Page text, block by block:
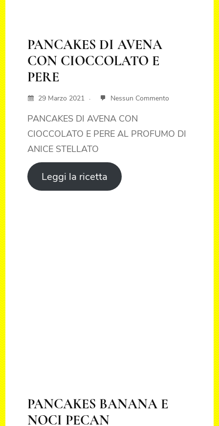
PANCAKES DI AVENA
CON CIOCCOLATO E
PERE
29 Marzo 2021 Nessun Commento
PANCAKES DI AVENA CON
CIOCCOLATO E PERE AL PROFUMO DI
ANICE STELLATO
Leggi la ricetta
PANCAKES BANANA E
NOCI PECAN